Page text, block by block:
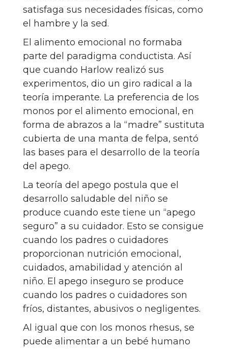
satisfaga sus necesidades físicas, como
el hambre y la sed.
El alimento emocional no formaba
parte del paradigma conductista. Así
que cuando Harlow realizó sus
experimentos, dio un giro radical a la
teoría imperante. La preferencia de los
monos por el alimento emocional, en
forma de abrazos a la “madre” sustituta
cubierta de una manta de felpa, sentó
las bases para el desarrollo de la teoría
del apego.
La teoría del apego postula que el
desarrollo saludable del niño se
produce cuando este tiene un “apego
seguro” a su cuidador. Esto se consigue
cuando los padres o cuidadores
proporcionan nutrición emocional,
cuidados, amabilidad y atención al
niño. El apego inseguro se produce
cuando los padres o cuidadores son
fríos, distantes, abusivos o negligentes.
Al igual que con los monos rhesus, se
puede alimentar a un bebé humano